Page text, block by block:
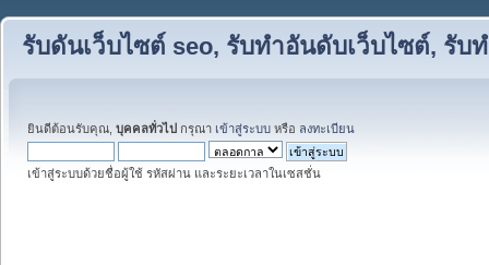
รับดันเว็บไซต์ seo, รับทำอันดับเว็บไซต์, รับ
ยินดีต้อนรับคุณ, บุคคลทั่วไป กรุณา เข้าสู่ระบบ หรือ ลงทะเบียน
เข้าสู่ระบบด้วยชื่อผู้ใช้ รหัสผ่าน และระยะเวลาในเซสชั่น